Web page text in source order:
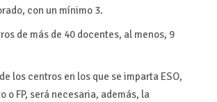
con un mínimo 3.
de más de 40 docentes, al menos, 9
los centros en los que se imparta ESO,
o FP, será necesaria, además, la